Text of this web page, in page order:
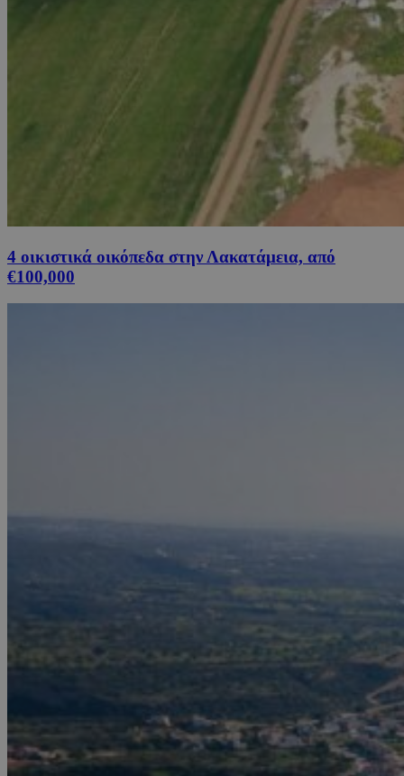
4 οικιστικά οικόπεδα στην Λακατάμεια, από
€100,000